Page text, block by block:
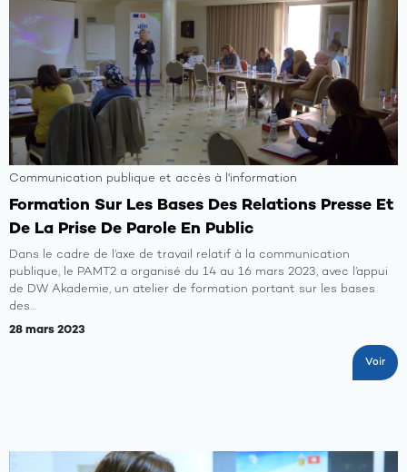
Communication publique et accès à l'information
Formation Sur Les Bases Des Relations Presse Et
De La Prise De Parole En Public
Dans le cadre de l’axe de travail relatif à la communication
publique, le PAMT2 a organisé du 14 au 16 mars 2023, avec l’appui
de DW Akademie, un atelier de formation portant sur les bases
des…
28 mars 2023
Voir